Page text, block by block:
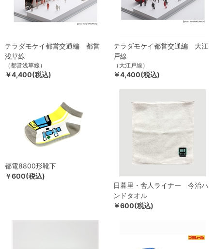
テラダモケイ都営交通編 都営
浅草線
（都営浅草線）
￥4,400(税込)
テラダモケイ都営交通編 大江
戸線
（大江戸線）
￥4,400(税込)
都電8800形靴下
￥600(税込)
日暮里・舎人ライナー 今治ハ
ンドタオル
￥600(税込)